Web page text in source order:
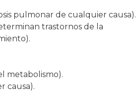
pulmonar de cualquier causa).
trastornos de la
metabolismo).
causa).